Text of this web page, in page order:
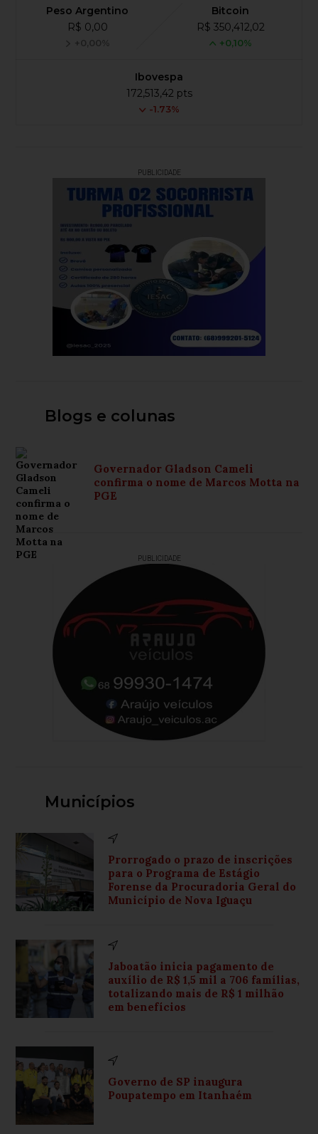
Peso Argentino
R$ 0,00
+0,00%
Bitcoin
R$ 350,412,02
+0,10%
Ibovespa
172,513,42 pts
-1.73%
PUBLICIDADE
Blogs e colunas
Governador Gladson Cameli
confirma o nome de Marcos Motta na
PGE
PUBLICIDADE
Municípios
Prorrogado o prazo de inscrições
para o Programa de Estágio
Forense da Procuradoria Geral do
Município de Nova Iguaçu
Jaboatão inicia pagamento de
auxílio de R$ 1,5 mil a 706 famílias,
totalizando mais de R$ 1 milhão
em benefícios
Governo de SP inaugura
Poupatempo em Itanhaém